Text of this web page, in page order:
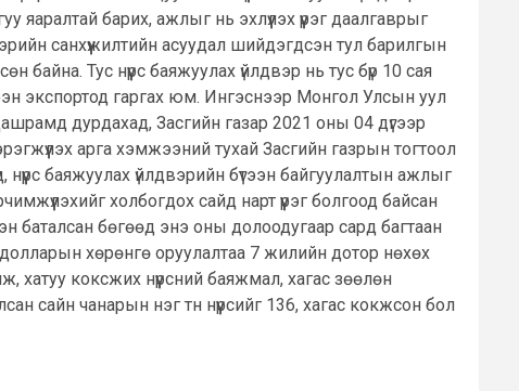
барих, ажлыг нь эхлүүлэх үүрэг даалгаврыг
санхүүжилтийн асуудал шийдэгдсэн тул барилгын
Тус нүүрс баяжуулах үйлдвэр нь тус бүр 10 сая
экспортод гаргах юм. Ингэснээр Монгол Улсын уул
дурдахад, Засгийн газар 2021 оны 04 дүгээр
арга хэмжээний тухай Засгийн газрын тогтоол
баяжуулах үйлдвэрийн бүтээн байгуулалтын ажлыг
холбогдох сайд нарт үүрэг болгоод байсан
баталсан бөгөөд энэ оны долоодугаар сард багтаан
хөрөнгө оруулалтаа 7 жилийн дотор нөхөх
коксжих нүүрсний баяжмал, хагас зөөлөн
сайн чанарын нэг тн нүүрсийг 136, хагас кокжсон бол